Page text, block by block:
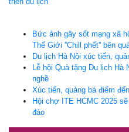
Bức ảnh gây sốt mạng xã
Thế Giới ''Chill phết'' bên
Du lịch Hà Nội xúc tiến,
Lễ hội Quà tặng Du lịch
nghề
Xúc tiến, quảng bá điểm
Hội chợ ITE HCMC 2025
đáo